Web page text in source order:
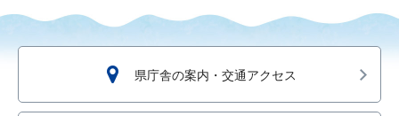
県庁舎の案内・交通アクセス